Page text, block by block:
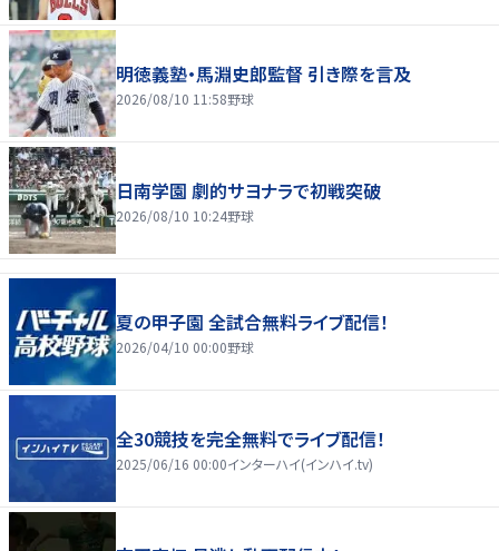
明徳義塾・馬淵史郎監督 引き際を言及
2026/08/10 11:58野球
日南学園 劇的サヨナラで初戦突破
2026/08/10 10:24野球
夏の甲子園 全試合無料ライブ配信！
2026/04/10 00:00野球
全30競技を完全無料でライブ配信！
2025/06/16 00:00インターハイ(インハイ.tv)